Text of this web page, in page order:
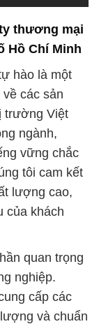
ty thương mại
Hồ Chí Minh
hào là một
các sản
trường Việt
ngành,
vững chắc
tôi cam kết
lượng cao,
của khách
quan trọng
nghiệp.
cấp các
và chuẩn